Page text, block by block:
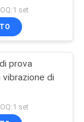
del servo
del
set
prova
vibrazione di
set